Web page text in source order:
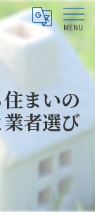
まいの
者選び